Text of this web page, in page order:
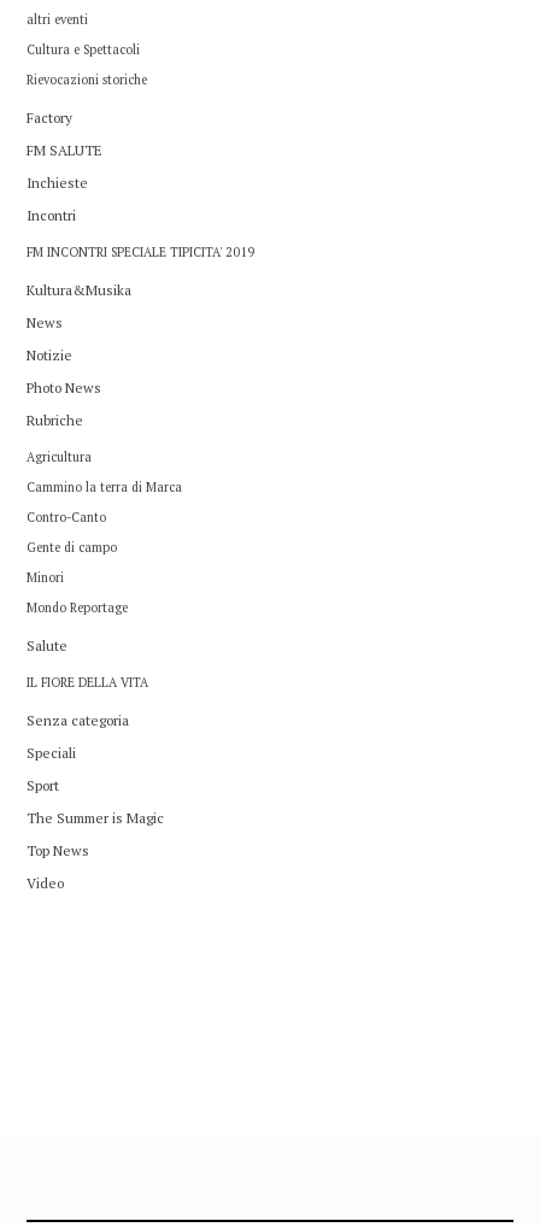
altri eventi
Cultura e Spettacoli
Rievocazioni storiche
Factory
FM SALUTE
Inchieste
Incontri
FM INCONTRI SPECIALE TIPICITA' 2019
Kultura&Musika
News
Notizie
Photo News
Rubriche
Agricultura
Cammino la terra di Marca
Contro-Canto
Gente di campo
Minori
Mondo Reportage
Salute
IL FIORE DELLA VITA
Senza categoria
Speciali
Sport
The Summer is Magic
Top News
Video